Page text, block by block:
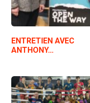
ENTRETIEN AVEC
ANTHONY…